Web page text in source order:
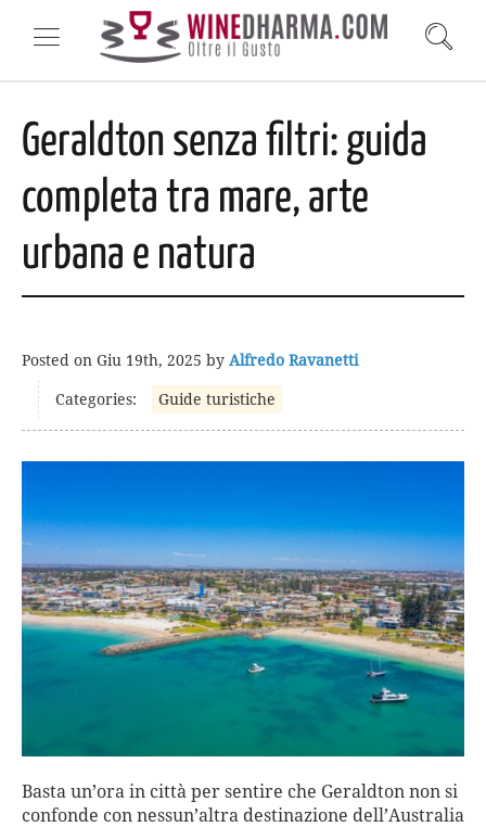
Geraldton senza filtri: guida
completa tra mare, arte
urbana e natura
Posted on Giu 19th, 2025 by Alfredo Ravanetti
Categories: Guide turistiche
Basta un’ora in città per sentire che Geraldton non si
confonde con nessun’altra destinazione dell’Australia